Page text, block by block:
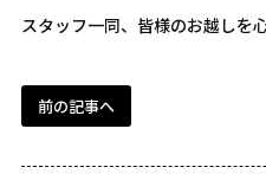
スタッフ一同、皆様のお越しを
前の記事へ